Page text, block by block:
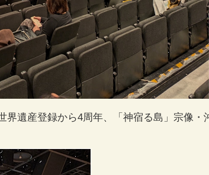
界遺産登録から4周年、「神宿る島」宗像・